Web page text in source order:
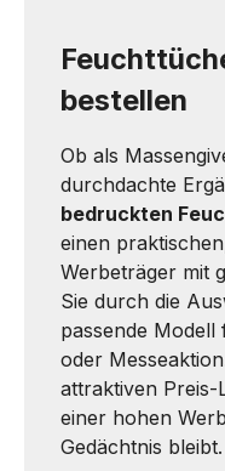
bestellen
Ob als
durchdachte
bedruckten
einen
Werbeträger mit
Sie durch die
passende
oder
attraktiven Preis-
einer hohen
Gedächtnis bleibt.